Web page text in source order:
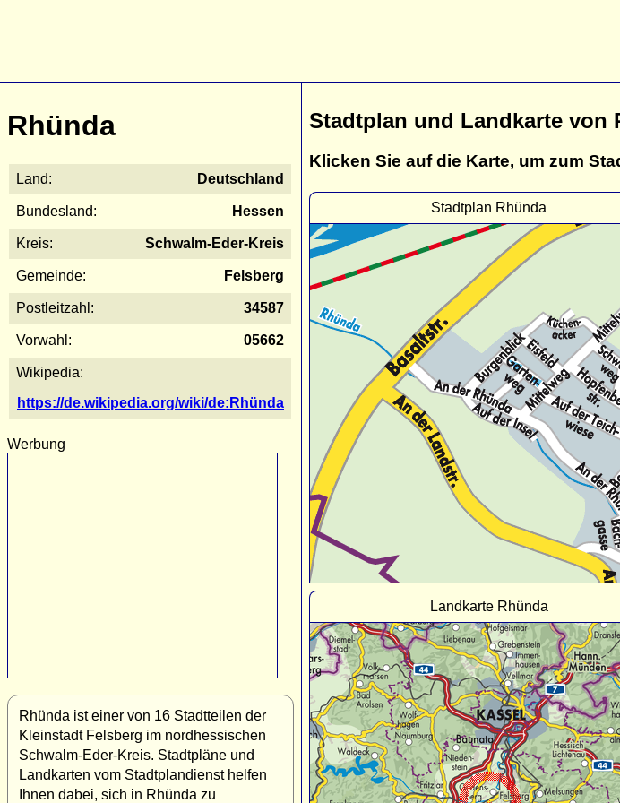
Rhünda
Land: Deutschland
Bundesland: Hessen
Kreis: Schwalm-Eder-Kreis
Gemeinde: Felsberg
Postleitzahl: 34587
Vorwahl: 05662
Wikipedia:
https://de.wikipedia.org/wiki/de:Rhünda
Werbung
Rhünda ist einer von 16 Stadtteilen der
Kleinstadt Felsberg im nordhessischen
Schwalm-Eder-Kreis. Stadtpläne und
Landkarten vom Stadtplandienst helfen
Ihnen dabei, sich in Rhünda zu
Stadtplan und Landkarte von
Klicken Sie auf die Karte, um zum
Stadtplan Rhünda
Landkarte Rhünda